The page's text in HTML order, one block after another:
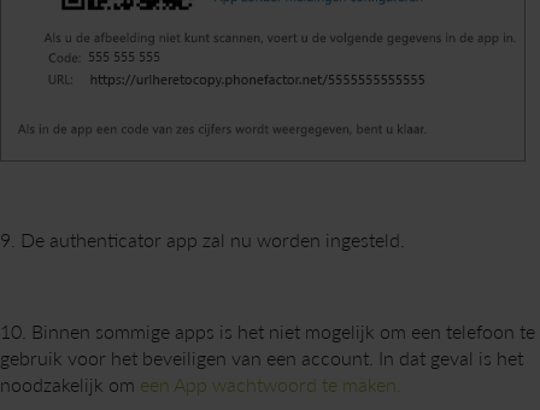
9. De authenticator app zal nu worden ingesteld.
10. Binnen sommige apps is het niet mogelijk om een telefoon te
gebruik voor het beveiligen van een account. In dat geval is het
noodzakelijk om een App wachtwoord te maken.